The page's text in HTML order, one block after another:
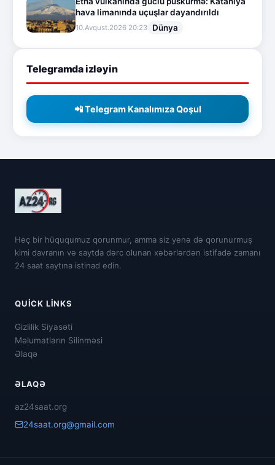
hava limanında uçuşlar dayandırıldı
10.Avqust.2026 20:23 Dünya
Telegramda izləyin
📲 Telegram Kanalımıza Qoşul
Heç bir hüququmuz qorunmur, amma siz yenə də qorunurmuş
kimi davranın və saytda dərc olunan xəbərlərdən istifadə zamanı
24 saat saytına istinad edin.
QUICK LINKS
Gizlilik Siyasəti
Məlumatların Silinməsi
Əlaqə
ƏLAQƏ
az24saat.org
24saat.org@gmail.com